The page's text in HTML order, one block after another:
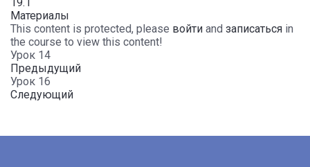
Материалы
This content is protected, please войти and записаться in
the course to view this content!
Урок 14
Предыдущий
Урок 16
Следующий